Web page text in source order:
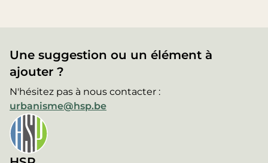
Une suggestion ou un élément à
ajouter ?
N'hésitez pas à nous contacter :
urbanisme@hsp.be